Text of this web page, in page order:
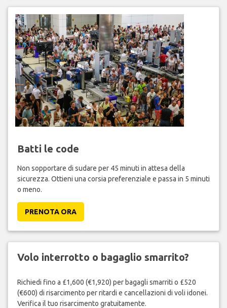
Batti le code
Non sopportare di sudare per 45 minuti in attesa della
sicurezza. Ottieni una corsia preferenziale e passa in 5 minuti
o meno.
PRENOTA ORA
Volo interrotto o bagaglio smarrito?
Richiedi fino a £1,600 (€1,920) per bagagli smarriti o £520
(€600) di risarcimento per ritardi e cancellazioni di voli idonei.
Verifica il tuo risarcimento gratuitamente.